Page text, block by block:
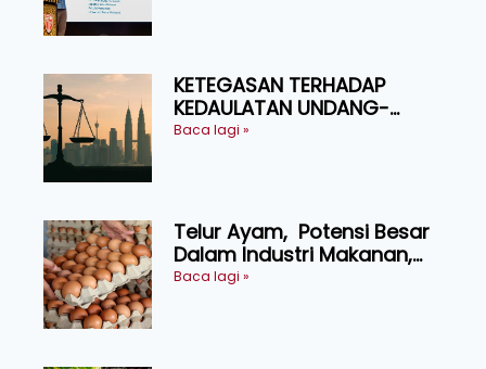
KETEGASAN TERHADAP
KEDAULATAN UNDANG-
UNDANG ASAS KEPADA
Baca lagi »
Telur Ayam, Potensi Besar
Dalam Industri Makanan,
Kosmetik dan Penyelidikan
Baca lagi »